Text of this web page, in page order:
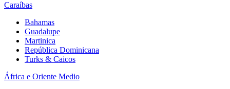
Caraíbas
Bahamas
Guadalupe
Martinica
República Dominicana
Turks & Caicos
África e Oriente Medio